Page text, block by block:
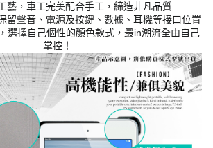
藝，車工完美配合手工，締造非凡品質
留聲音、電源及按鍵、數據、耳機等接口位置
選擇自己個性的顏色款式，最in潮流全由自己
掌控！